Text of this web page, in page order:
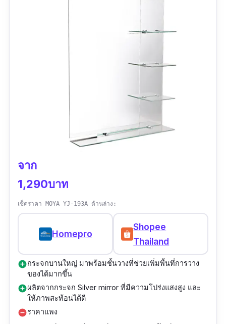
จาก
1,290บาท
เช็คราคา MOYA YJ-193A ด้านล่าง:
Homepro
Shopee
Thailand
add_circleกระจกบานใหญ่ มาพร้อมชั้นวางที่ช่วยเพิ่มพื้นที่การวาง
ของได้มากขึ้น
add_circleผลิตจากกระจก Silver mirror ที่มีความโปร่งแสงสูง และ
ให้ภาพสะท้อนได้ดี
remove_circleราคาแพง